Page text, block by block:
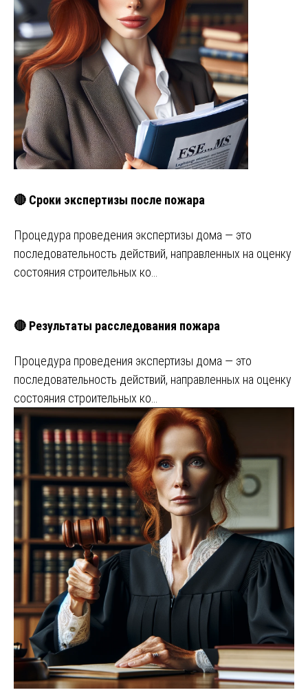
🔴 Сроки экспертизы после пожара
Процедура проведения экспертизы дома — это
последовательность действий, направленных на оценку
состояния строительных ко…
🔴 Результаты расследования пожара
Процедура проведения экспертизы дома — это
последовательность действий, направленных на оценку
состояния строительных ко…